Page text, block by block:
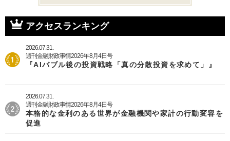
アクセスランキング
2026.07.31.
週刊金融財政事情2026年8月4日号
『AIバブル後の投資戦略「真の分散投資を求めて」』
2026.07.31.
週刊金融財政事情2026年8月4日号
本格的な金利のある世界が金融機関や家計の行動変容を
促進